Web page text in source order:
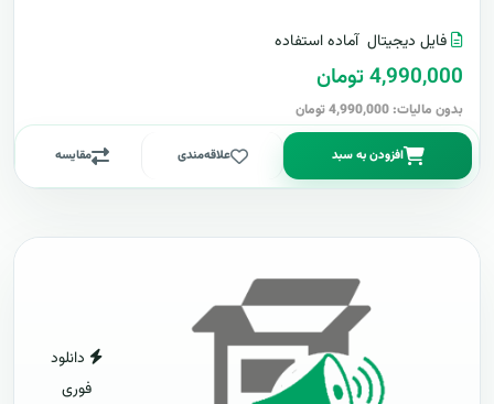
فایل دیجیتال آماده استفاده
4,990,000 تومان
بدون مالیات: 4,990,000 تومان
افزودن به سبد علاقه‌مندی مقایسه
دانلود
فوری